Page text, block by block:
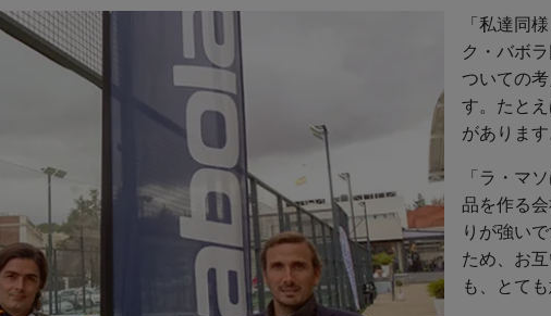
「私達同
ク・バボ
ついての
す。たと
があります
「ラ・マ
品を作る
りが強い
ため、お
も、とて